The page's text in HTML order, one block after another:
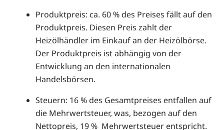
Produktpreis: ca. 60 % des Preises fällt auf den
Produktpreis. Diesen Preis zahlt der
Heizölhändler im Einkauf an der Heizölbörse.
Der Produktpreis ist abhängig von der
Entwicklung an den internationalen
Handelsbörsen.
Steuern: 16 % des Gesamtpreises entfallen auf
die Mehrwertsteuer, was, bezogen auf den
Nettopreis, 19 % Mehrwertsteuer entspricht.